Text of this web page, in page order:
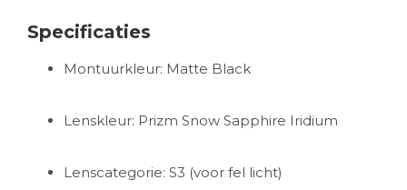
Specificaties
Montuurkleur: Matte Black
Lenskleur: Prizm Snow Sapphire Iridium
Lenscategorie: S3 (voor fel licht)